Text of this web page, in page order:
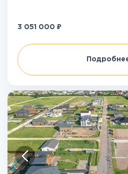
3 051 000 ₽